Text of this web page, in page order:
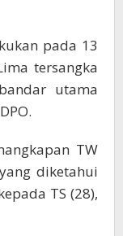
pada 13
tersangka
utama
TW
diketahui
TS (28),